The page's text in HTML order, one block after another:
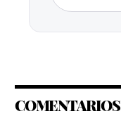
COMENTARIOS